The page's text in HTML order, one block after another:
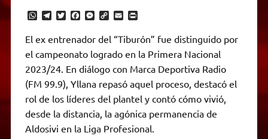
W
t
s
p
p
T
e
g
r
a
m
T
t
t
r
F
e
b
o
o
k
M
s
e
n
g
e
r
C
p
y
L
n
k
E
a
i
l
P
n
t
r
i
e
n
d
l
y
El ex entrenador del “Tiburón” fue distinguido por
el campeonato logrado en la Primera Nacional
2023/24. En diálogo con Marca Deportiva Radio
(FM 99.9), Yllana repasó aquel proceso, destacó el
rol de los líderes del plantel y contó cómo vivió,
desde la distancia, la agónica permanencia de
Aldosivi en la Liga Profesional.